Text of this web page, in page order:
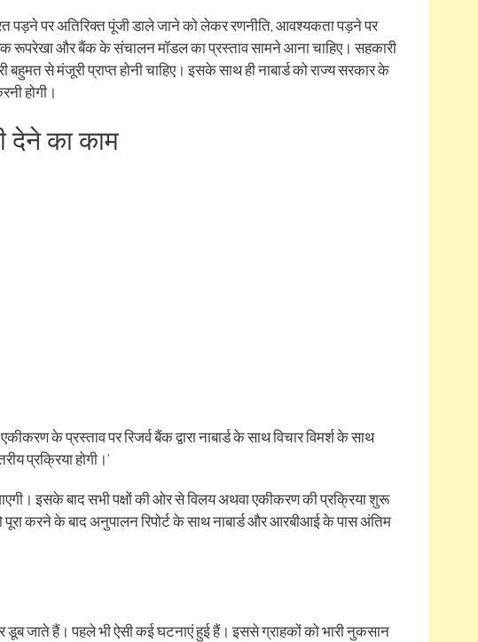
पड़ने पर अतिरिक्त पूंजी डाले जाने को लेकर रणनीति, आवश्यकता पड़ने पर
रूपरेखा और बैंक के संचालन मॉडल का प्रस्ताव सामने आना चाहिए। सहकारी
से मंजूरी प्राप्त होनी चाहिए। इसके साथ ही नाबार्ड को राज्य सरकार के
होगी।
देने का काम
के प्रस्ताव पर रिजर्व बैंक द्वारा नाबार्ड के साथ विचार विमर्श के साथ
प्रक्रिया होगी।’
इसके बाद सभी पक्षों की ओर से विलय अथवा एकीकरण की प्रक्रिया शुरू
करने के बाद अनुपालन रिपोर्ट के साथ नाबार्ड और आरबीआई के पास अंतिम
डूब जाते हैं। पहले भी ऐसी कई घटनाएं हुई हैं। इससे ग्राहकों को भारी नुकसान